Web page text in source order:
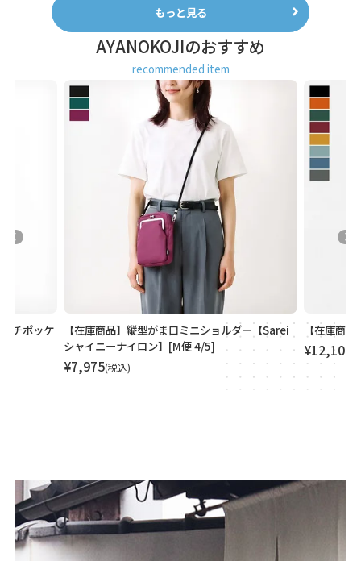
もっと見る
AYANOKOJIのおすすめ
recommended item
ー【Sarei 【在庫商品】ジレバッグ【Sarei NEUTRA】
¥12,100 税込
【在庫商
ニム】
¥ 15,400